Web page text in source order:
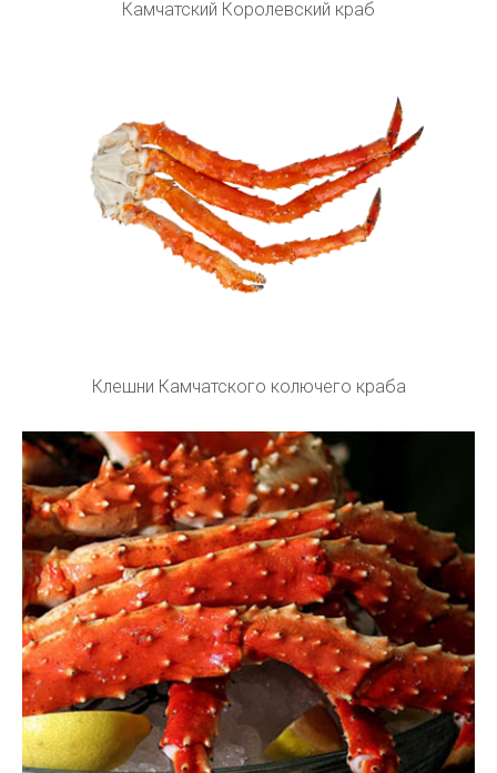
Камчатский Королевский краб
Клешни Камчатского колючего краба